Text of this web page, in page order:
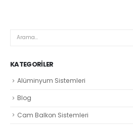
KATEGORILER
Alüminyum Sistemleri
Blog
Cam Balkon Sistemleri